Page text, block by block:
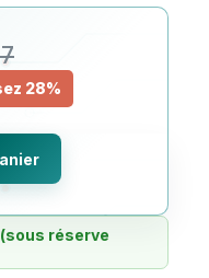
28%
réserve